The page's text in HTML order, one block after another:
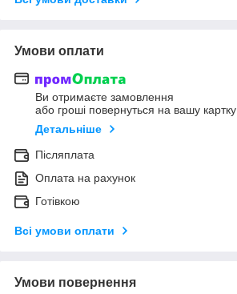
Умови оплати
Ви отримаєте замовлення
або гроші повернуться на вашу картку
Детальніше
Післяплата
Оплата на рахунок
Готівкою
Всі умови оплати
Умови повернення